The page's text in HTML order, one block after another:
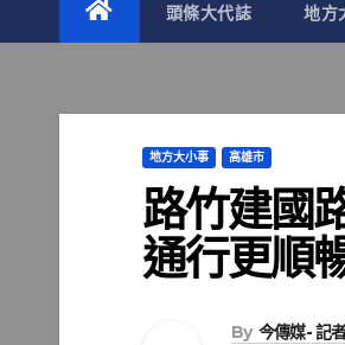
頭條大代誌 地方
地方大小事 高雄市
路竹建國
通行更順
By 今傳媒- 記